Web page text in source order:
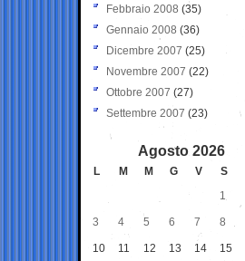
Febbraio 2008 (35)
Gennaio 2008 (36)
Dicembre 2007 (25)
Novembre 2007 (22)
Ottobre 2007 (27)
Settembre 2007 (23)
Agosto 2026
L M M G V S
1
3 4 5 6 7 8
10 11 12 13 14 15